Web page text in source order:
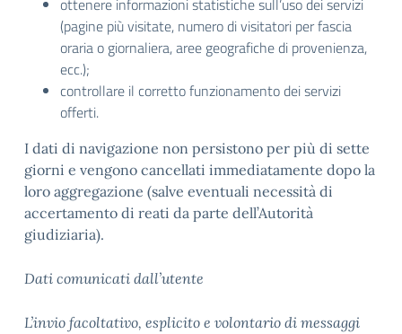
ottenere informazioni statistiche sull’uso dei servizi
(pagine più visitate, numero di visitatori per fascia
oraria o giornaliera, aree geografiche di provenienza,
ecc.);
controllare il corretto funzionamento dei servizi
offerti.
I dati di navigazione non persistono per più di sette
giorni e vengono cancellati immediatamente dopo la
loro aggregazione (salve eventuali necessità di
accertamento di reati da parte dell’Autorità
giudiziaria).
Dati comunicati dall’utente
L’invio facoltativo, esplicito e volontario di messaggi